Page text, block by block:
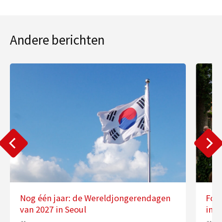
Andere berichten
Nog één jaar: de Wereldjongerendagen
van 2027 in Seoul
in